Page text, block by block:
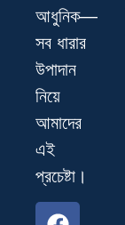
আধুনিক—
সব ধারার
উপাদান
নিয়ে
আমাদের
এই
প্রচেষ্টা।